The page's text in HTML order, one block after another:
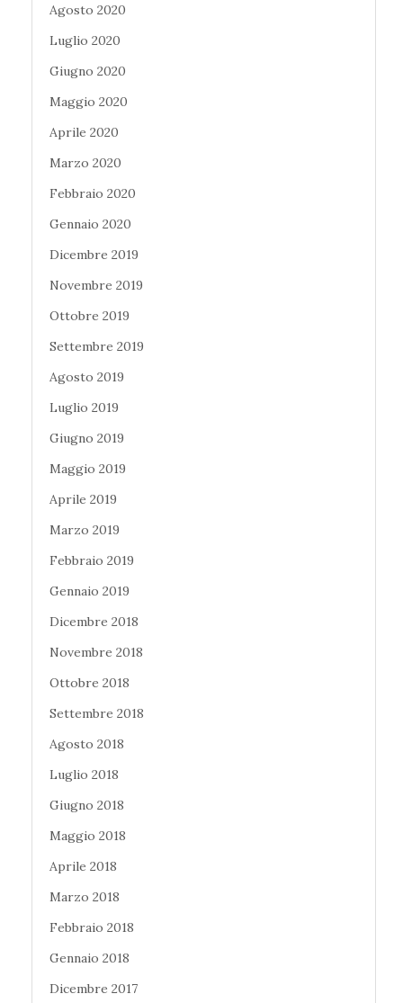
Agosto 2020
Luglio 2020
Giugno 2020
Maggio 2020
Aprile 2020
Marzo 2020
Febbraio 2020
Gennaio 2020
Dicembre 2019
Novembre 2019
Ottobre 2019
Settembre 2019
Agosto 2019
Luglio 2019
Giugno 2019
Maggio 2019
Aprile 2019
Marzo 2019
Febbraio 2019
Gennaio 2019
Dicembre 2018
Novembre 2018
Ottobre 2018
Settembre 2018
Agosto 2018
Luglio 2018
Giugno 2018
Maggio 2018
Aprile 2018
Marzo 2018
Febbraio 2018
Gennaio 2018
Dicembre 2017